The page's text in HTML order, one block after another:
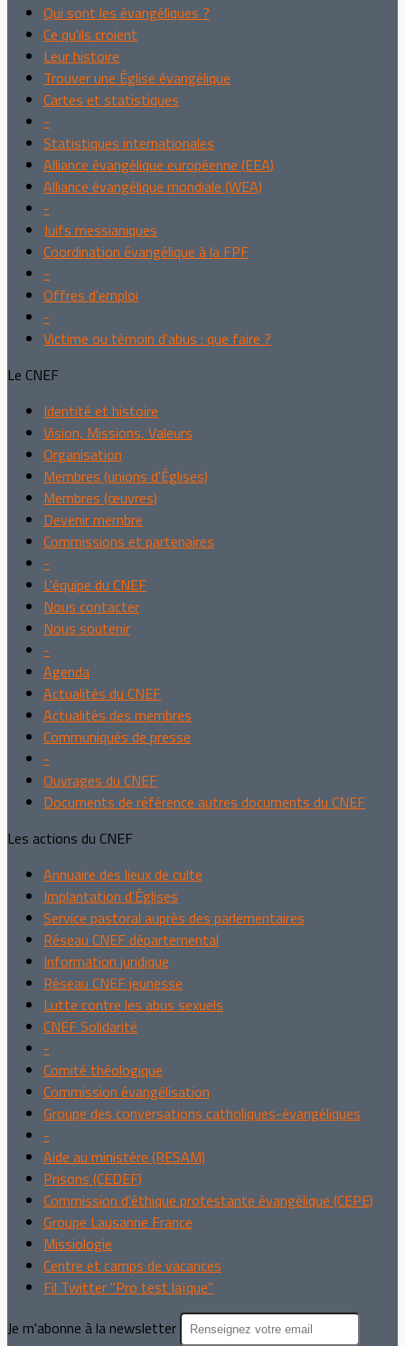
Qui sont les évangéliques ?
Ce qu'ils croient
Leur histoire
Trouver une Église évangélique
Cartes et statistiques
-
Statistiques internationales
Alliance évangélique européenne (EEA)
Alliance évangélique mondiale (WEA)
-
Juifs messianiques
Coordination évangélique à la FPF
-
Offres d'emploi
-
Victime ou témoin d'abus : que faire ?
Le CNEF
Identité et histoire
Vision, Missions, Valeurs
Organisation
Membres (unions d'Églises)
Membres (œuvres)
Devenir membre
Commissions et partenaires
-
L'équipe du CNEF
Nous contacter
Nous soutenir
-
Agenda
Actualités du CNEF
Actualités des membres
Communiqués de presse
-
Ouvrages du CNEF
Documents de référence autres documents du CNEF
Les actions du CNEF
Annuaire des lieux de culte
Implantation d'Églises
Service pastoral auprès des parlementaires
Réseau CNEF départemental
Information juridique
Réseau CNEF jeunesse
Lutte contre les abus sexuels
CNEF Solidarité
-
Comité théologique
Commission évangélisation
Groupe des conversations catholiques-évangéliques
-
Aide au ministère (RESAM)
Prisons (CEDEF)
Commission d'éthique protestante évangélique (CEPE)
Groupe Lausanne France
Missiologie
Centre et camps de vacances
Fil Twitter "Pro test laïque"
Je m'abonne à la newsletter